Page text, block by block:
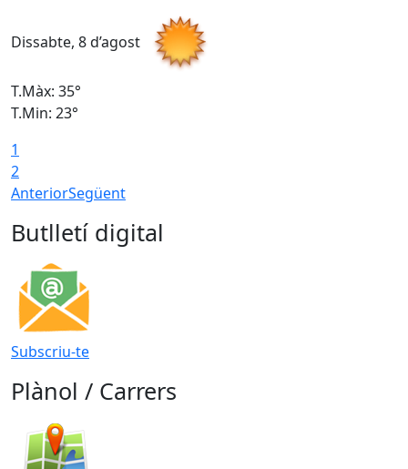
Dissabte, 8 d’agost
T.Màx: 35°
T.Min: 23°
1
2
AnteriorSegüent
Butlletí digital
Subscriu-te
Plànol / Carrers